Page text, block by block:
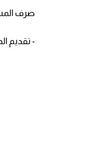
​صرف
- ​تقديم